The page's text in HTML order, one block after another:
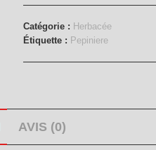
Catégorie : Herbacée
Étiquette : Pepiniere
AVIS (0)